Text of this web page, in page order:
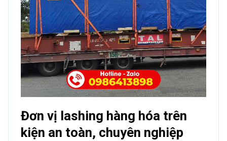
Đơn vị lashing hàng hóa trên
kiện an toàn, chuyên nghiệp